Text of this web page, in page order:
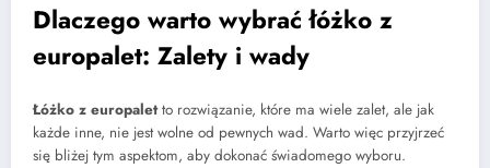
Dlaczego warto wybrać łóżko z
europalet: Zalety i wady
Łóżko z europaletto rozwiązanie, które ma wiele zalet, ale jak
każde inne, nie jest wolne od pewnych wad. Warto więc przyjrzeć
się bliżej tym aspektom, aby dokonać świadomego wyboru.